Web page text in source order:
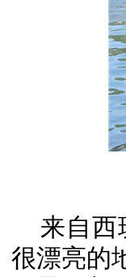
来自西
很漂亮的